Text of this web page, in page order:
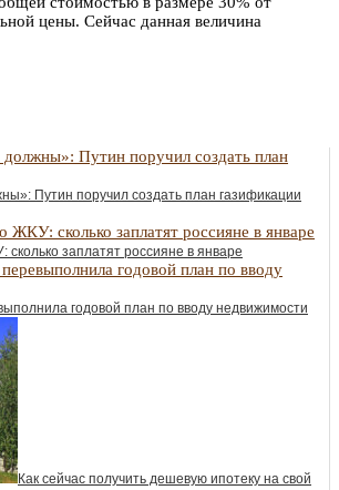
цены. Сейчас данная величина
Путин поручил создать план газификации
заплатят россияне в январе
годовой план по вводу недвижимости
Как сейчас получить дешевую ипотеку на свой